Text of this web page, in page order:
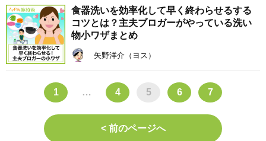
食器洗いを効率化して早く終わらせるする
コツとは？主夫ブロガーがやっている洗い
物小ワザまとめ
矢野洋介（ヨス）
1 … 4 5 6 7
< 前のページへ